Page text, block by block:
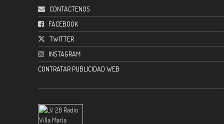
CONTACTENOS
FACEBOOK
TWITTER
INSTAGRAM
CONTRATAR PUBLICIDAD WEB